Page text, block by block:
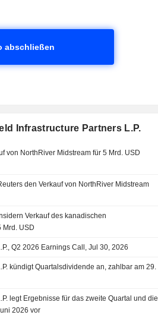
abschließen
Infrastructure Partners L.P.
von NorthRiver Midstream für 5 Mrd. USD
den Verkauf von NorthRiver Midstream
Verkauf des kanadischen
Mrd. USD
Q2 2026 Earnings Call, Jul 30, 2026
kündigt Quartalsdividende an, zahlbar am 29.
legt Ergebnisse für das zweite Quartal und die
2026 vor